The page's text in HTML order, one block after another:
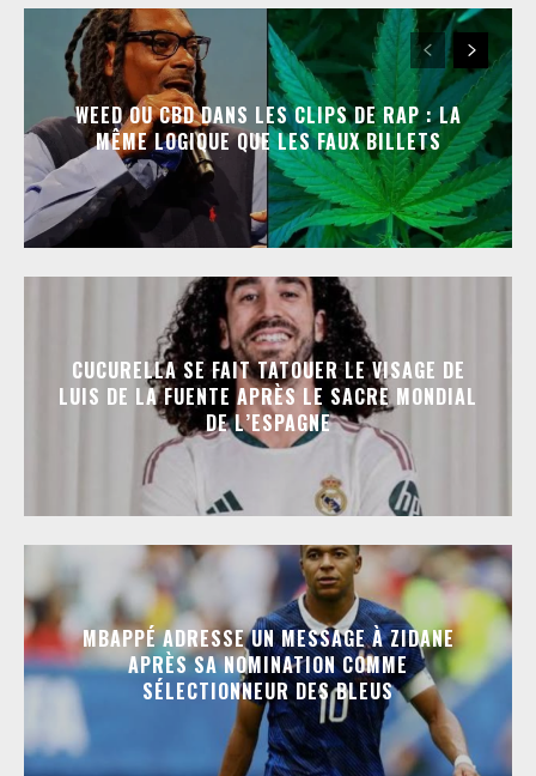
WEED OU CBD DANS LES CLIPS DE RAP : LA
MÊME LOGIQUE QUE LES FAUX BILLETS
CUCURELLA SE FAIT TATOUER LE VISAGE DE
LUIS DE LA FUENTE APRÈS LE SACRE MONDIAL
DE L’ESPAGNE
MBAPPÉ ADRESSE UN MESSAGE À ZIDANE
APRÈS SA NOMINATION COMME
SÉLECTIONNEUR DES BLEUS